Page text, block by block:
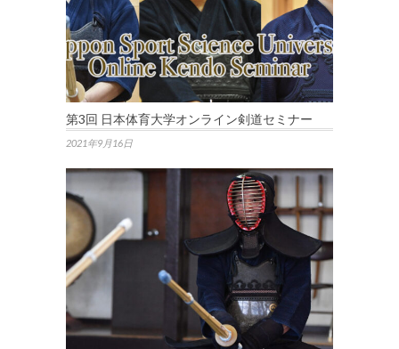
第3回 日本体育大学オンライン剣道セミナー
2021年9月16日